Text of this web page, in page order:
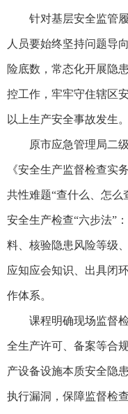
针对基层安全监管履
人员要始终坚持问题导
险底数，常态化开展隐
控工作，牢牢守住辖区
以上生产安全事故发生。
原市应急管理局二级
《安全生产监督检查实
共性难题“查什么、怎么
安全生产检查“六步法”
料、核验隐患风险等级
应知应会知识、出具闭
作体系。
课程明确现场监督检
全生产许可、备案等合
产设备设施本质安全隐
执行漏洞，保障监督检